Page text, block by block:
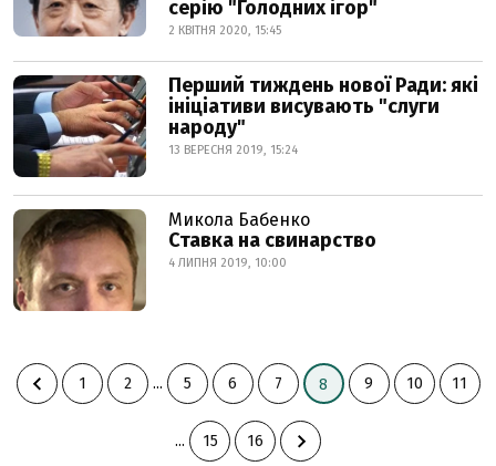
серію "Голодних ігор"
2 КВІТНЯ 2020, 15:45
Перший тиждень нової Ради: які
ініціативи висувають "слуги
народу"
13 ВЕРЕСНЯ 2019, 15:24
Микола Бабенко
Ставка на свинарство
4 ЛИПНЯ 2019, 10:00
1 2 ... 5 6 7 8 9 10 11
... 15 16